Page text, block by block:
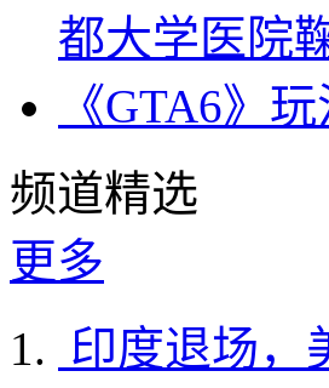
都大学医院
《GTA6》
频道精选
更多
印度退场，